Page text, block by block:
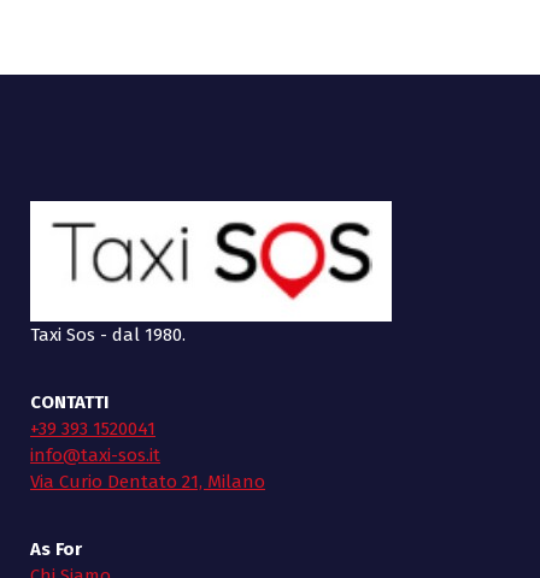
Taxi Sos - dal 1980.
CONTATTI
+39 393 1520041
info@taxi-sos.it
Via Curio Dentato 21, Milano
As For